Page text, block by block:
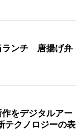
ランチ 唐揚げ弁
をデジタルアー
クノロジーの表